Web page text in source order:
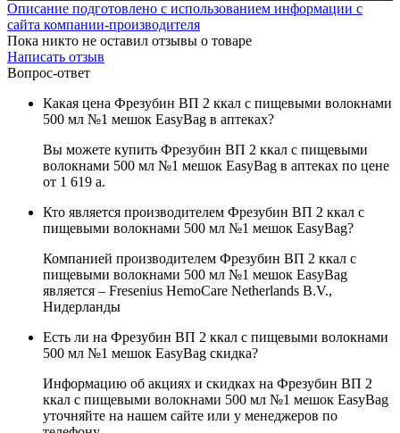
Описание подготовлено с использованием информации с
сайта компании-производителя
Пока никто не оставил отзывы о товаре
Написать отзыв
Вопрос-ответ
Какая цена Фрезубин ВП 2 ккал с пищевыми волокнами
500 мл №1 мешок EasyBag в аптеках?
Вы можете купить Фрезубин ВП 2 ккал с пищевыми
волокнами 500 мл №1 мешок EasyBag в аптеках по цене
от 1 619 a.
Кто является производителем Фрезубин ВП 2 ккал с
пищевыми волокнами 500 мл №1 мешок EasyBag?
Компанией производителем Фрезубин ВП 2 ккал с
пищевыми волокнами 500 мл №1 мешок EasyBag
является – Fresenius HemoCare Netherlands B.V.,
Нидерланды
Есть ли на Фрезубин ВП 2 ккал с пищевыми волокнами
500 мл №1 мешок EasyBag скидка?
Информацию об акциях и скидках на Фрезубин ВП 2
ккал с пищевыми волокнами 500 мл №1 мешок EasyBag
уточняйте на нашем сайте или у менеджеров по